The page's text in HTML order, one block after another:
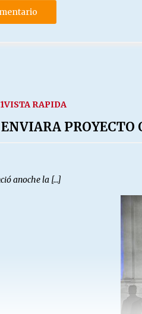
VISTA RAPIDA
PROYECTO
anoche la […]